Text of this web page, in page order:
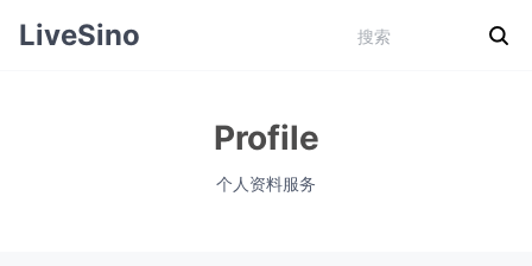
LiveSino
Profile
个人资料服务